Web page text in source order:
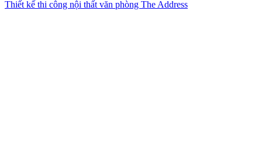
Thiết kế thi công nội thất văn phòng The Address